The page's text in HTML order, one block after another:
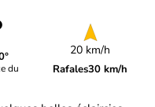
du
20 km/h
Rafales30 km/h